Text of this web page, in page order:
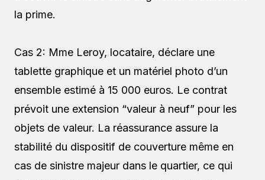
la prime.
Cas 2: Mme Leroy, locataire, déclare une
tablette graphique et un matériel photo d’un
ensemble estimé à 15 000 euros. Le contrat
prévoit une extension “valeur à neuf” pour les
objets de valeur. La réassurance assure la
stabilité du dispositif de couverture même en
cas de sinistre majeur dans le quartier, ce qui